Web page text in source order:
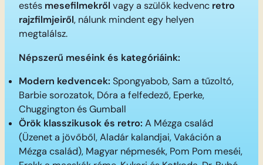
estés mesefilmekről vagy a szülők kedvenc retro
rajzfilmjeiről, nálunk mindent egy helyen
megtalálsz.
Népszerű meséink és kategóriáink:
Modern kedvencek: Spongyabob, Sam a tűzoltó,
Barbie sorozatok, Dóra a felfedező, Eperke,
Chuggington és Gumball
Örök klasszikusok és retro: A Mézga család
(Üzenet a jövőből, Aladár kalandjai, Vakáción a
Mézga család), Magyar népmesék, Pom Pom meséi,